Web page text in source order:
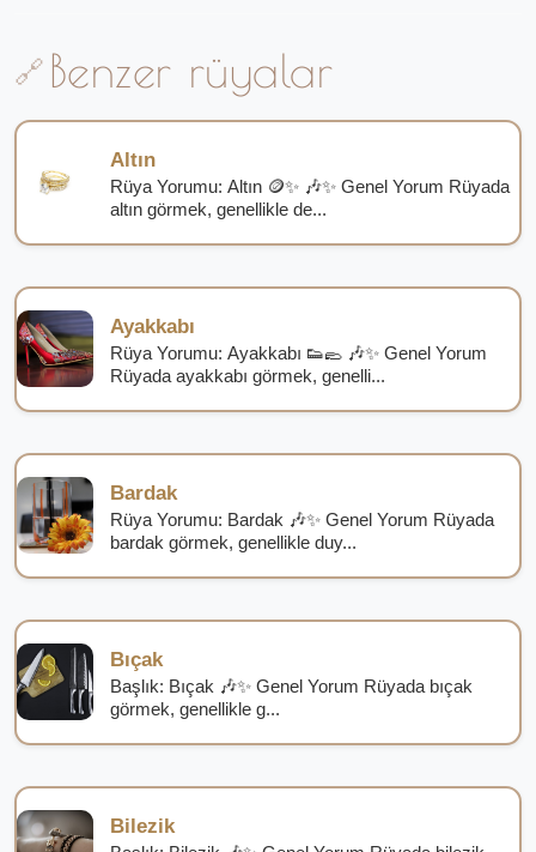
Benzer rüyalar
Altın
Rüya Yorumu: Altın 🪙✨ 🎶✨ Genel Yorum Rüyada
altın görmek, genellikle de...
Ayakkabı
Rüya Yorumu: Ayakkabı 👟🥿 🎶✨ Genel Yorum
Rüyada ayakkabı görmek, genelli...
Bardak
Rüya Yorumu: Bardak 🎶✨ Genel Yorum Rüyada
bardak görmek, genellikle duy...
Bıçak
Başlık: Bıçak 🎶✨ Genel Yorum Rüyada bıçak
görmek, genellikle g...
Bilezik